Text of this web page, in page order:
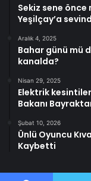
Sekiz sene
Yeşilçay’a
Aralık 4, 2025
Bahar günü mü
kanalda?
Nisan 29, 2025
Elektrik
Bakanı
Şubat 10, 2026
Ünlü Oyuncu
Kaybetti